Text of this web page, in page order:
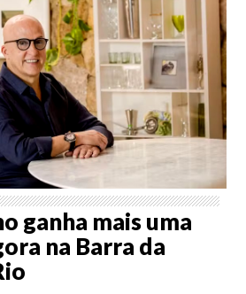
ganha mais uma
na Barra da